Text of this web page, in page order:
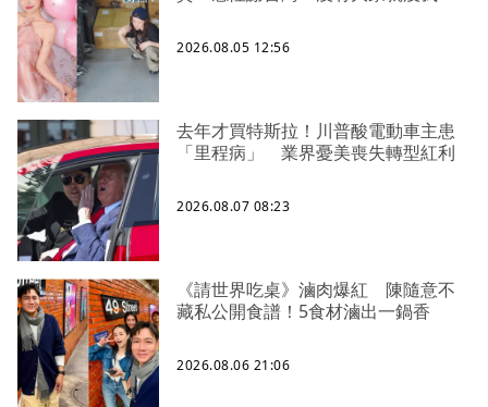
2026.08.05 12:56
去年才買特斯拉！川普酸電動車主患
「里程病」 業界憂美喪失轉型紅利
2026.08.07 08:23
《請世界吃桌》滷肉爆紅 陳隨意不
藏私公開食譜！5食材滷出一鍋香
2026.08.06 21:06